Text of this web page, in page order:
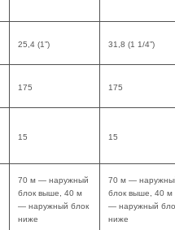
25,4 (1”) 31,8 (1 1/4”)
175 175
15 15
70 м — наружный
блок выше, 40 м
— наружный блок
ниже
70 м —
блок выше, 40 м
— наружный
ниже